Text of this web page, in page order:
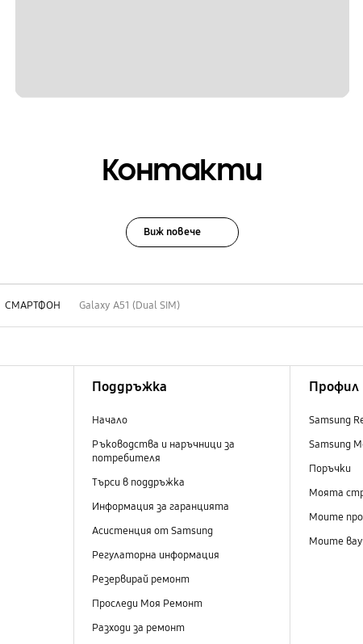
Контакти
Виж повече
СМАРТФОН Galaxy A51 (Dual SIM)
Поддръжка
Начало
Ръководства и наръчници за
потребителя
Търси в поддръжка
Информация за гаранцията
Асистенция от Samsung
Регулаторна информация
Резервирай ремонт
Проследи Моя Ремонт
Разходи за ремонт
Профил
Samsung
Samsung
Поръчки
Моята
Моите
Моите